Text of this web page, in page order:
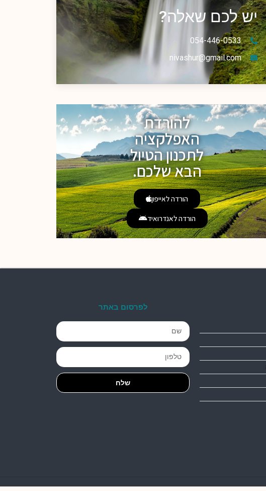
יש לכם שאלה?
054-446-0533
nivashur@gmail.com
להורדת
האפלקציה
לתכנון הטיול
הבא שלכם.
הורדה לאייפון
הורדה לאנדרואיד
לפרסום באתר
שלח